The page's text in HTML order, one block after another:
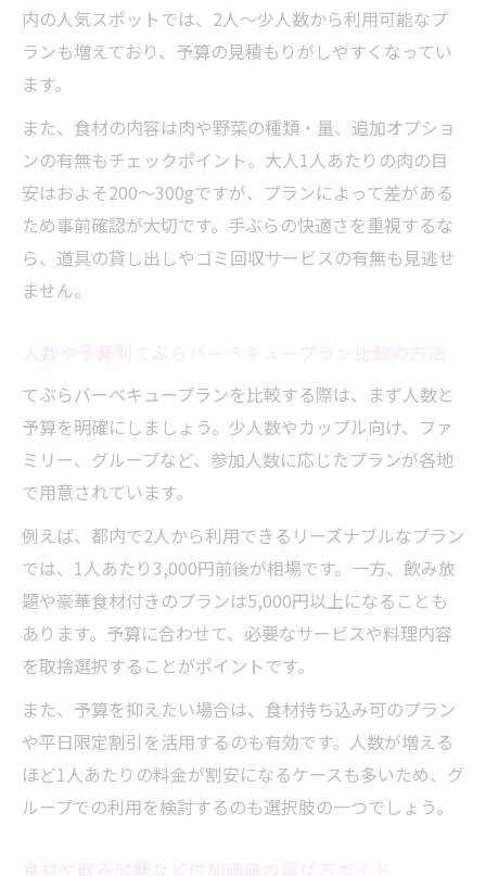
内の人気スポットでは、2人〜少人数から利用可能なプ
ランも増えており、予算の見積もりがしやすくなってい
ます。
また、食材の内容は肉や野菜の種類・量、追加オプショ
ンの有無もチェックポイント。大人1人あたりの肉の目
安はおよそ200〜300gですが、プランによって差がある
ため事前確認が大切です。手ぶらの快適さを重視するな
ら、道具の貸し出しやゴミ回収サービスの有無も見逃せ
ません。
てぶらバーベキュープランを比較する際は、まず人数と
予算を明確にしましょう。少人数やカップル向け、ファ
ミリー、グループなど、参加人数に応じたプランが各地
で用意されています。
例えば、都内で2人から利用できるリーズナブルなプラン
では、1人あたり3,000円前後が相場です。一方、飲み放
題や豪華食材付きのプランは5,000円以上になることも
あります。予算に合わせて、必要なサービスや料理内容
を取捨選択することがポイントです。
また、予算を抑えたい場合は、食材持ち込み可のプラン
や平日限定割引を活用するのも有効です。人数が増える
ほど1人あたりの料金が割安になるケースも多いため、グ
ループでの利用を検討するのも選択肢の一つでしょう。